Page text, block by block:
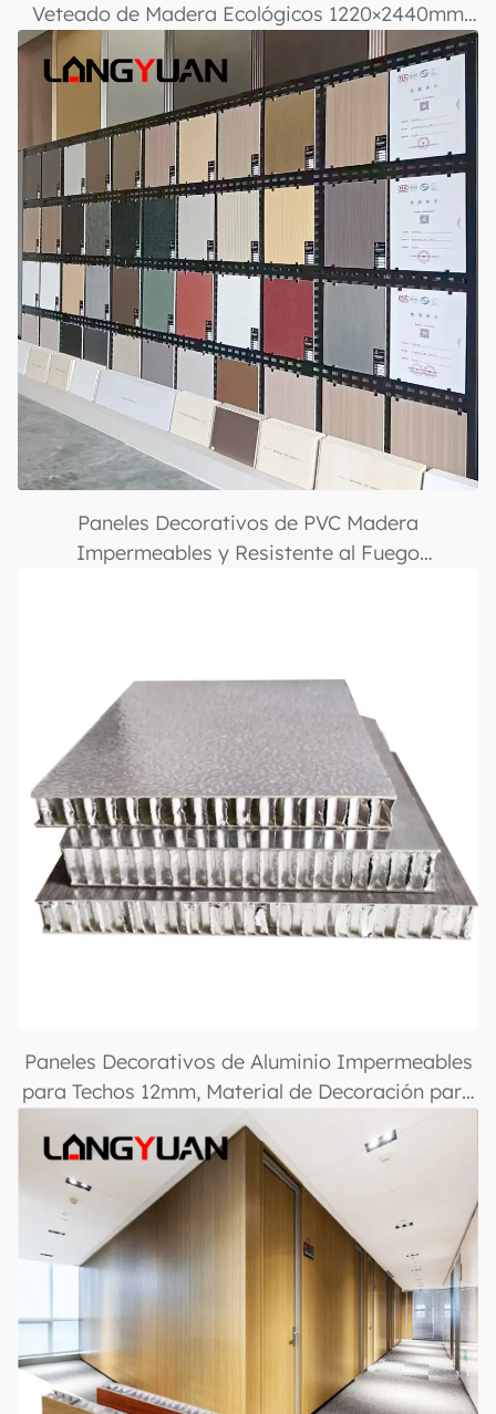
Veteado de Madera Ecológicos 1220×2440mm
para Revestimiento de Paredes Interiores,
Impermeables, Resistentes a Rayaduras y
Fáciles de Instalar
Paneles Decorativos de PVC Madera
Impermeables y Resistente al Fuego
Paneles Decorativos de Aluminio Impermeables
para Techos 12mm, Material de Decoración para
Construcción, Paneles de Aluminio con Paneles
de Panal